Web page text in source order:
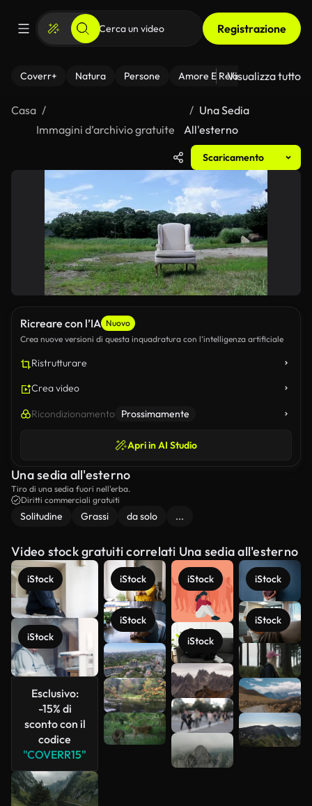
Registrazione
Coverr+ Natura Persone Amore E Relazioni Il
Visualizza tutto
Casa
Immagini d’archivio gratuite
Una Sedia
All'esterno
Scaricamento
Ricreare con l’IA Nuovo
Crea nuove versioni di questa inquadratura con l’intelligenza artificiale
Ristrutturare
Crea video
Ricondizionamento Prossimamente
Apri in AI Studio
Una sedia all'esterno
Tiro di una sedia fuori nell'erba.
Diritti commerciali gratuiti
Solitudine Grassi da solo ...
Video stock gratuiti correlati Una sedia all'esterno
iStock
iStock
Esclusivo:
-15% di
sconto con il
codice
"COVERR15"
iStock
iStock
iStock
iStock
iStock
iStock
Scopri di
più